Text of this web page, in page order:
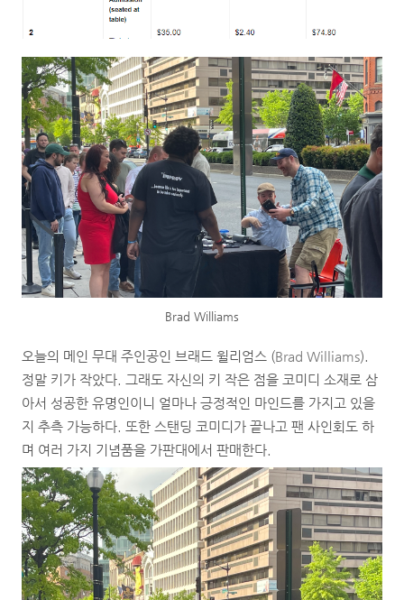
Brad Williams
오늘의 메인 무대 주인공인 브래드 윌리엄스 (Brad Williams).
정말 키가 작았다. 그래도 자신의 키 작은 점을 코미디 소재로 삼
아서 성공한 유명인이니 얼마나 긍정적인 마인드를 가지고 있을
지 추측 가능하다. 또한 스탠딩 코미디가 끝나고 팬 사인회도 하
며 여러 가지 기념품을 가판대에서 판매한다.